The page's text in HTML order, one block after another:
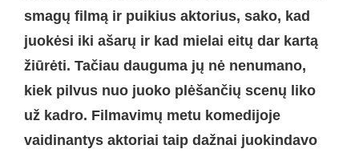
smagų filmą ir puikius aktorius, sako, kad
juokėsi iki ašarų ir kad mielai eitų dar kartą
žiūrėti. Tačiau dauguma jų nė nenumano,
kiek pilvus nuo juoko plėšančių scenų liko
už kadro. Filmavimų metu komedijoje
vaidinantys aktoriai taip dažnai juokindavo